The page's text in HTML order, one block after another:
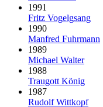
1991
Fritz Vogelgsang
1990
Manfred Fuhrmann
1989
Michael Walter
1988
Traugott König
1987
Rudolf Wittkopf